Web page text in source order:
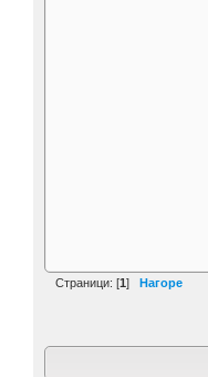
Страници: [1] Нагоре